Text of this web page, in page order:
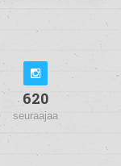
620
seuraajaa